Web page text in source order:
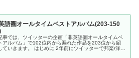
語圏オールタイムベストアルバム(203-150
事では、ツイッターの企画「非英語圏オールタイムベ
アルバム」で102位内から漏れた作品を203位から紹
ていきます。 はじめに 2年前にツイッターで邦楽/洋楽